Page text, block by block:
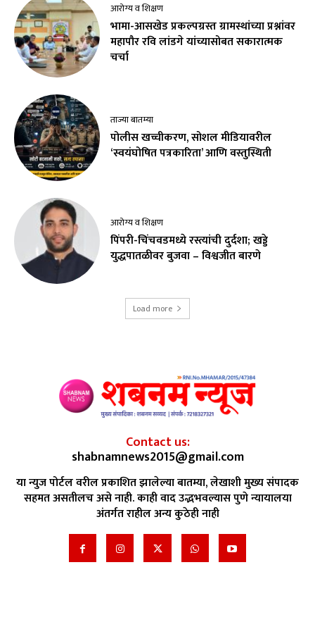
आरोग्य व शिक्षण
भामा-आसखेड प्रकल्पग्रस्त ग्रामस्थांच्या प्रश्नांवर
महापौर रवि लांडगे यांच्यासोबत सकारात्मक
चर्चा
ताज्या बातम्या
पोलीस खच्चीकरण, सोशल मीडियावरील
‘स्वयंघोषित पत्रकारिता’ आणि वस्तुस्थिती
आरोग्य व शिक्षण
पिंपरी-चिंचवडमध्ये रस्त्यांची दुर्दशा; खड्डे
युद्धपातळीवर बुजवा – विश्वजीत बारणे
Load more
Contact us:
shabnamnews2015@gmail.com
या न्युज पोर्टल वरील प्रकाशित झालेल्या बातम्या, लेखाशी मुख्य संपादक
सहमत असतीलच असे नाही. काही वाद उद्भभवल्यास पुणे न्यायालया
अंतर्गत राहील अन्य कुठेही नाही